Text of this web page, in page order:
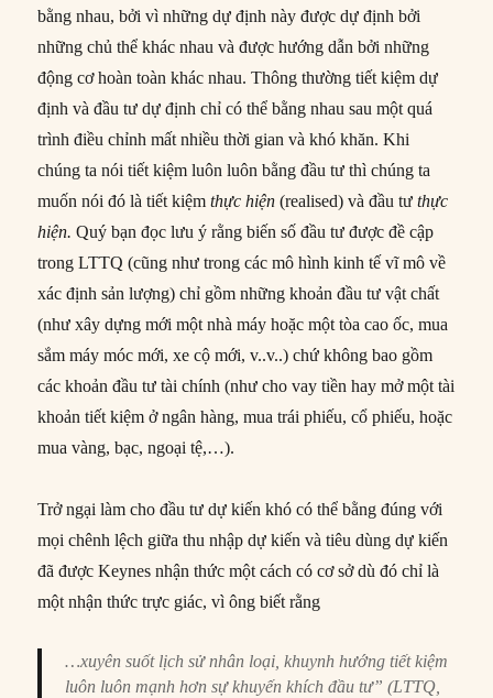
bằng nhau, bởi vì những dự định này được dự định bởi
những chủ thể khác nhau và được hướng dẫn bởi những
động cơ hoàn toàn khác nhau. Thông thường tiết kiệm dự
định và đầu tư dự định chỉ có thể bằng nhau sau một quá
trình điều chỉnh mất nhiều thời gian và khó khăn. Khi
chúng ta nói tiết kiệm luôn luôn bằng đầu tư thì chúng ta
muốn nói đó là tiết kiệmthực hiện (realised) và đầu tưthực
hiện. Quý bạn đọc lưu ý rằng biến số đầu tư được đề cập
trong LTTQ (cũng như trong các mô hình kinh tế vĩ mô về
xác định sản lượng) chỉ gồm những khoản đầu tư vật chất
(như xây dựng mới một nhà máy hoặc một tòa cao ốc, mua
sắm máy móc mới, xe cộ mới, v..v..) chứ không bao gồm
các khoản đầu tư tài chính (như cho vay tiền hay mở một tài
khoản tiết kiệm ở ngân hàng, mua trái phiếu, cổ phiếu, hoặc
mua vàng, bạc, ngoại tệ,…).
Trở ngại làm cho đầu tư dự kiến khó có thể bằng đúng với
mọi chênh lệch giữa thu nhập dự kiến và tiêu dùng dự kiến
đã được Keynes nhận thức một cách có cơ sở dù đó chỉ là
một nhận thức trực giác, vì ông biết rằng
…xuyên suốt lịch sử nhân loại, khuynh hướng tiết kiệm
luôn luôn mạnh hơn sự khuyến khích đầu tư” (LTTQ,